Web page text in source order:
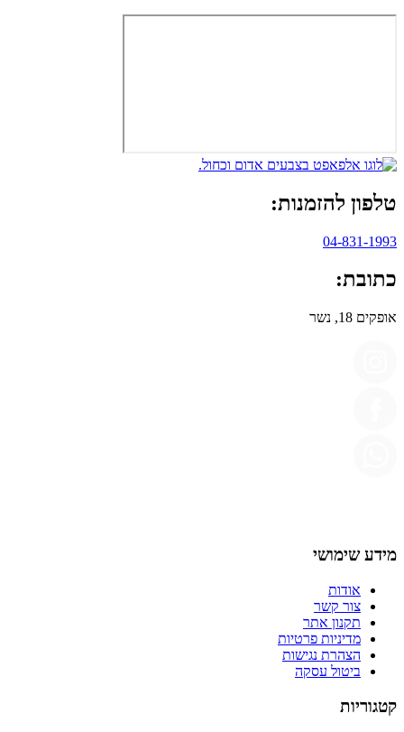
טלפון להזמנות:
04-831-1993
כתובת:
אופקים 18, נשר
מידע שימושי
אודות
צור קשר
תקנון אתר
מדיניות פרטיות
הצהרת נגישות
ביטול עסקה
קטגוריות